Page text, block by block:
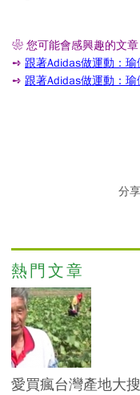
❀ 您可能會感興趣的文章
➺ 跟著Adidas做運動：瑜
➺ 跟著Adidas做運動：瑜
分
熱門文章
愛買瘋台灣產地大